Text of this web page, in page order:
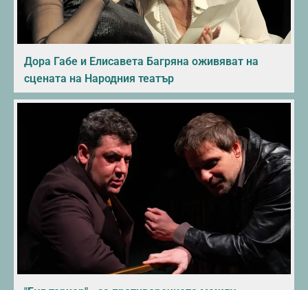
Дора Габе и Елисавета Багряна оживяват на
сцената на Народния театър